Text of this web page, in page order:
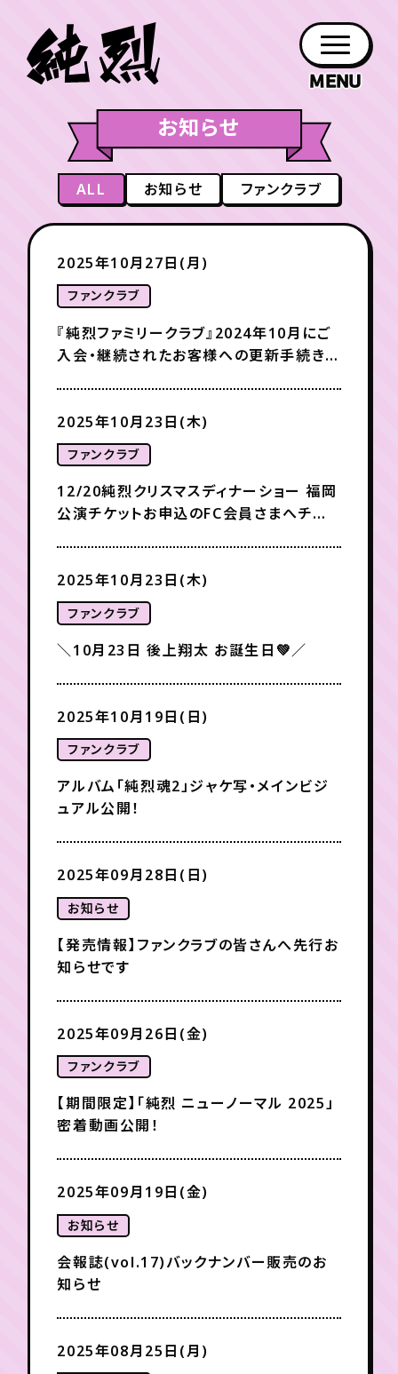
お知らせ
NEWS
日程
SCHEDULE
チケット
TICKET
紹介
PROFILE
作品
DISCOGRAPHY
日記
BLOG
グッズ
GOODS
ホーム
HOME
ファン
クラブ
年会員制ファンクラブ
会員登録 ログイン
チケット お知らせ
月会員制ファンクラブ
年会員制ファンクラブ
会員登録 ログイン
FC TICKET FC NEWS
月会員制ファンクラブ
お知らせ
ALL お知らせ ファンクラブ
2025年10月27日(月)
ファンクラブ
『純烈ファミリークラブ』2024年10月にご
入会・継続されたお客様への更新手続きに
2025年10月23日(木)
ファンクラブ
12/20純烈クリスマスディナーショー 福岡
公演チケットお申込のFC会員さまへチケッ
2025年10月23日(木)
ファンクラブ
＼10月23日 後上翔太 お誕生日💚／
2025年10月19日(日)
ファンクラブ
アルバム「純烈魂2」ジャケ写・メインビジ
ュアル公開！
2025年09月28日(日)
お知らせ
【発売情報】ファンクラブの皆さんへ先行お
知らせです
2025年09月26日(金)
ファンクラブ
【期間限定】「純烈 ニューノーマル 2025」
密着動画公開！
2025年09月19日(金)
お知らせ
会報誌(vol.17)バックナンバー販売のお
知らせ
2025年08月25日(月)